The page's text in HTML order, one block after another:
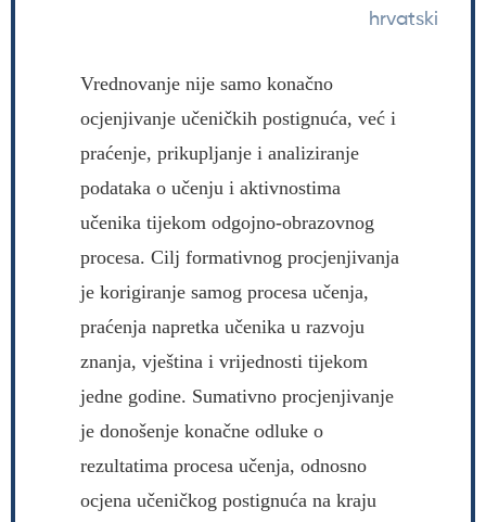
hrvatski
Vrednovanje nije samo konačno
ocjenjivanje učeničkih postignuća, već i
praćenje, prikupljanje i analiziranje
podataka o učenju i aktivnostima
učenika tijekom odgojno-obrazovnog
procesa. Cilj formativnog procjenjivanja
je korigiranje samog procesa učenja,
praćenja napretka učenika u razvoju
znanja, vještina i vrijednosti tijekom
jedne godine. Sumativno procjenjivanje
je donošenje konačne odluke o
rezultatima procesa učenja, odnosno
ocjena učeničkog postignuća na kraju